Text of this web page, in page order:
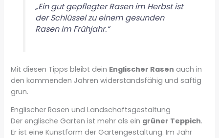
„Ein gut gepflegter Rasen im Herbst ist
der Schlüssel zu einem gesunden
Rasen im Frühjahr.“
Mit diesen Tipps bleibt dein Englischer Rasen auch in
den kommenden Jahren widerstandsfähig und saftig
grün.
Englischer Rasen und Landschaftsgestaltung
Der englische Garten ist mehr als ein grüner Teppich.
Er ist eine Kunstform der Gartengestaltung. Im Jahr